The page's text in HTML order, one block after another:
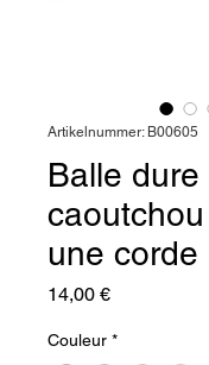
Artikelnummer: B00605
Balle dure
une corde
14,00 €Preis
Couleur *